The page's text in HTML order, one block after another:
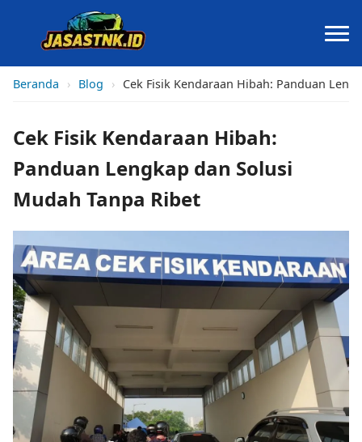
Beranda › Blog › Cek Fisik Kendaraan Hibah: Panduan
Cek Fisik Kendaraan Hibah:
Panduan Lengkap dan Solusi
Mudah Tanpa Ribet